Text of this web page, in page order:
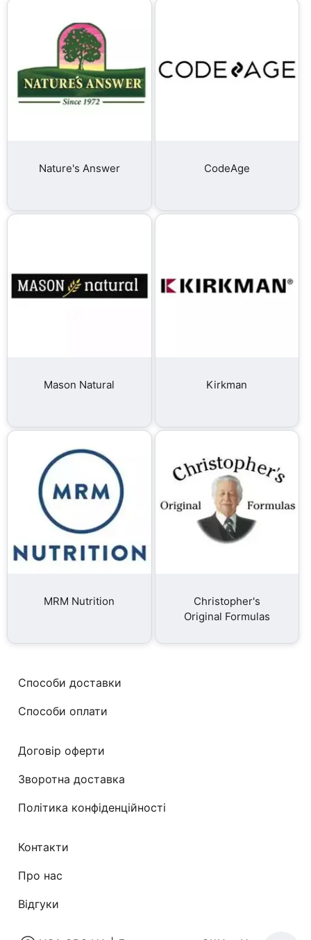
Nature's Answer CodeAge
Mason Natural Kirkman
MRM Nutrition
Christopher's
Original Formulas
Способи доставки
Способи оплати
Договір оферти
Зворотна доставка
Політика конфіденційності
Контакти
Про нас
Відгуки